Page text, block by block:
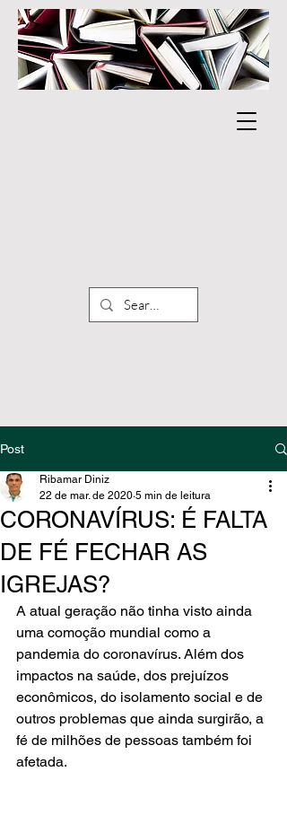
Post
CORONAVÍRUS: É FALTA
DE FÉ FECHAR AS
IGREJAS?
Ribamar Diniz
22 de mar. de 2020 5 min de leitura
A atual geração não tinha visto ainda
uma comoção mundial como a
pandemia do coronavírus. Além dos
impactos na saúde, dos prejuízos
econômicos, do isolamento social e de
outros problemas que ainda surgirão, a
fé de milhões de pessoas também foi
afetada.